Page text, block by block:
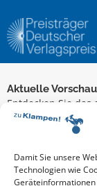
Damit Sie unsere
Technologien wie
Geräteinformationen
Aktuelle Vorschau
Entdecken Sie das
Hier finden Sie
reinlesen oder
Mehr aktuelle
Newsletter